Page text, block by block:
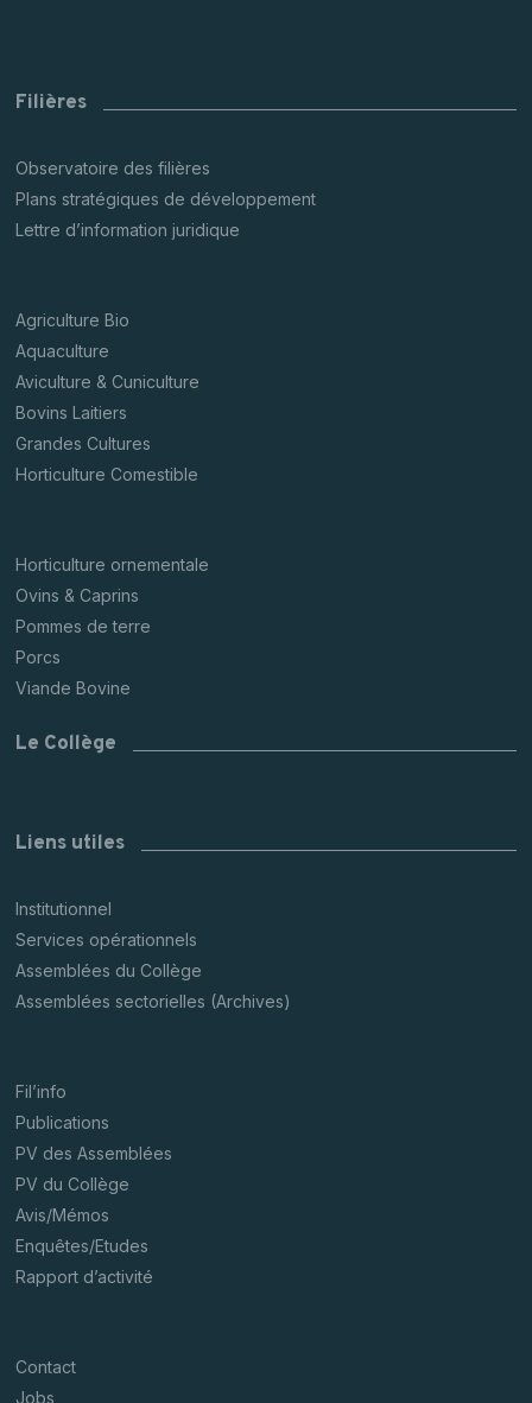
Filières
Observatoire des filières
Plans stratégiques de développement
Lettre d’information juridique
Agriculture Bio
Aquaculture
Aviculture & Cuniculture
Bovins Laitiers
Grandes Cultures
Horticulture Comestible
Horticulture ornementale
Ovins & Caprins
Pommes de terre
Porcs
Viande Bovine
Le Collège
Liens utiles
Institutionnel
Services opérationnels
Assemblées du Collège
Assemblées sectorielles (Archives)
Fil’info
Publications
PV des Assemblées
PV du Collège
Avis/Mémos
Enquêtes/Etudes
Rapport d’activité
Contact
Jobs